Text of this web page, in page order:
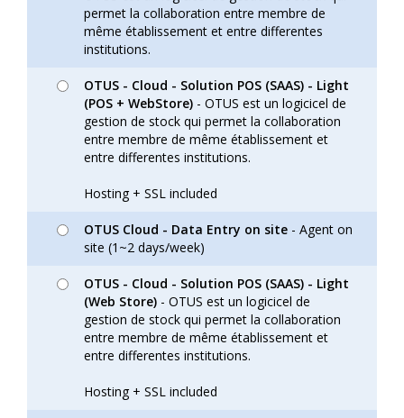
permet la collaboration entre membre de
même établissement et entre differentes
institutions.
OTUS - Cloud - Solution POS (SAAS) - Light
(POS + WebStore) - OTUS est un logicicel de
gestion de stock qui permet la collaboration
entre membre de même établissement et
entre differentes institutions.
Hosting + SSL included
OTUS Cloud - Data Entry on site - Agent on
site (1~2 days/week)
OTUS - Cloud - Solution POS (SAAS) - Light
(Web Store) - OTUS est un logicicel de
gestion de stock qui permet la collaboration
entre membre de même établissement et
entre differentes institutions.
Hosting + SSL included